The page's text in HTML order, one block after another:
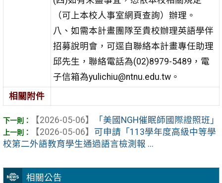
相關公告
（可上本校人事室網頁查詢）辦理。
八、如需本計畫團隊至貴校辦理英語學伴
招募說明會，可逕自聯絡本計畫專任助理
邱先生，聯絡電話為(02)8979-5489，電
子信箱為yulichiu@ntnu.edu.tw。
相關附件
【2026-05-06】
「美國NGH催眠師國際證照班」
【2026-05-06】 可申請「113學年度高級中等學
校第二外語教育學生通過語言檢測報 ...